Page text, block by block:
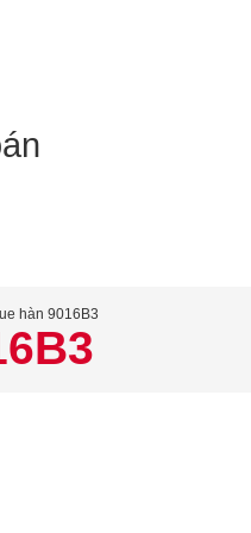
hàn 9016B3